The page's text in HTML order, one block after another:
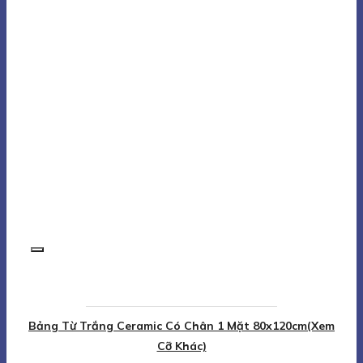
Bảng Từ Trắng Ceramic Có Chân 1 Mặt 80x120cm(Xem
Cỡ Khác)